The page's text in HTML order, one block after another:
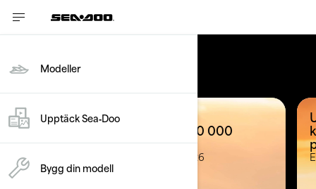
Modeller
Upptäck Sea‑Doo
Bygg din modell
Erbjudanden
Ta del av en
återbetalningsbonus på 20 000
kr vid köp av en Sea-Doo
Erbjudandet är giltigt till 30.09.2026